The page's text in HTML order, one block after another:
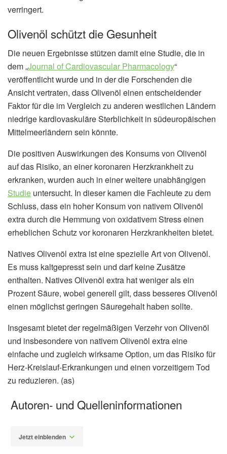
verringert.
Olivenöl schützt die Gesunheit
Die neuen Ergebnisse stützen damit eine Studie, die in
dem „Journal of Cardiovascular Pharmacology“
veröffentlicht wurde und in der die Forschenden die
Ansicht vertraten, dass Olivenöl einen entscheidender
Faktor für die im Vergleich zu anderen westlichen Ländern
niedrige kardiovaskuläre Sterblichkeit in südeuropäischen
Mittelmeerländern sein könnte.
Die positiven Auswirkungen des Konsums von Olivenöl
auf das Risiko, an einer koronaren Herzkrankheit zu
erkranken, wurden auch in einer weitere unabhängigen
Studie untersucht. In dieser kamen die Fachleute zu dem
Schluss, dass ein hoher Konsum von nativem Olivenöl
extra durch die Hemmung von oxidativem Stress einen
erheblichen Schutz vor koronaren Herzkrankheiten bietet.
Natives Olivenöl extra ist eine spezielle Art von Olivenöl.
Es muss kaltgepresst sein und darf keine Zusätze
enthalten. Natives Olivenöl extra hat weniger als ein
Prozent Säure, wobei generell gilt, dass besseres Olivenöl
einen möglichst geringen Säuregehalt haben sollte.
Insgesamt bietet der regelmäßigen Verzehr von Olivenöl
und insbesondere von nativem Olivenöl extra eine
einfache und zugleich wirksame Option, um das Risiko für
Herz-Kreislauf-Erkrankungen und einen vorzeitigem Tod
zu reduzieren. (as)
Autoren- und Quelleninformationen
Jetzt einblenden